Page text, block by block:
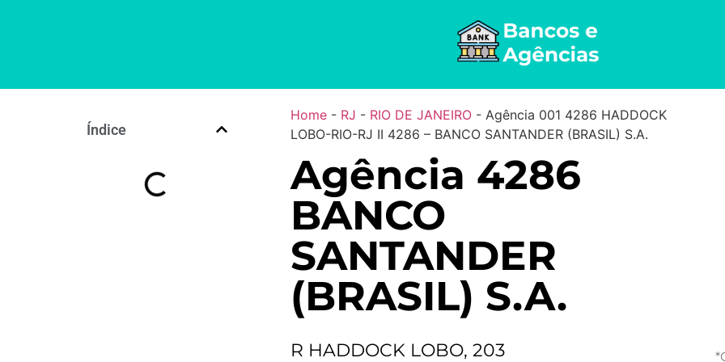
Índice
Home- RJ - RIO DE JANEIRO- Agência 001 4286 HADDOCK
LOBO-RIO-RJ II 4286 – BANCO SANTANDER (BRASIL) S.A.
Agência 4286
BANCO
SANTANDER
(BRASIL) S.A.
R HADDOCK LOBO, 203